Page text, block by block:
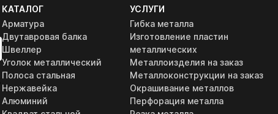
КАТАЛОГ
Арматура
Двутавровая балка
Швеллер
Уголок металлический
Полоса стальная
Нержавейка
Алюминий
УСЛУГИ
Гибка металла
Изготовление пластин
металлических
Металлоизделия на заказ
Металлоконструкции на заказ
Окрашивание металлов
Перфорация металла